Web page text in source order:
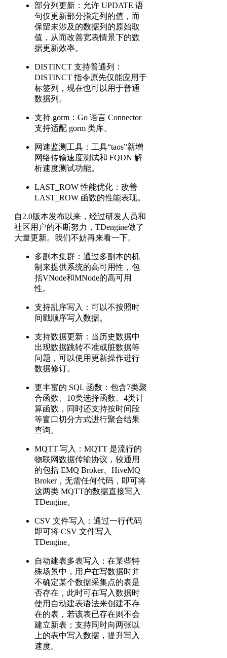
部分列更新：允许 UPDATE 语
句仅更新部分指定列的值，而
保留未涉及的数据列的原始取
值，从而改善宽表情景下的数
据更新效率。
DISTINCT 支持普通列：
DISTINCT 指令原先仅能应用于
标签列，现在也可以用于普通
数据列。
支持 gorm：Go 语言 Connector
支持适配 gorm 类库。
网速监测工具：工具“taos”新增
网络传输速度测试和 FQDN 解
析速度测试功能。
LAST_ROW 性能优化：改善
LAST_ROW 函数的性能表现。
自2.0版本发布以来，经过研发人员和
社区用户的不断努力，TDengine做了
大量更新。我们不妨再来看一下。
多副本集群：通过多副本的机
制来提供系统的高可用性，包
括VNode和MNode的高可用
性。
支持乱序写入：可以不按照时
间戳顺序写入数据。
支持数据更新：当历史数据中
出现数据跳转不准或脏数据等
问题，可以使用更新操作进行
数据修订。
更丰富的 SQL 函数：包含7类聚
合函数、10类选择函数、4类计
算函数，同时还支持按时间段
等窗口切分方式进行聚合结果
查询。
MQTT 写入：MQTT 是流行的
物联网数据传输协议，较通用
的包括 EMQ Broker、HiveMQ
Broker，无需任何代码，即可将
这两类 MQTT的数据直接写入
TDengine。
CSV 文件写入：通过一行代码
即可将 CSV 文件写入
TDengine。
自动建表多表写入：在某些特
殊场景中，用户在写数据时并
不确定某个数据采集点的表是
否存在，此时可在写入数据时
使用自动建表语法来创建不存
在的表，若该表已存在则不会
建立新表；支持同时向两张以
上的表中写入数据，提升写入
速度。